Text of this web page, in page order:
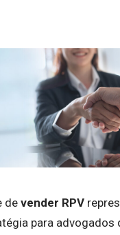
de vender RPV
para advogados